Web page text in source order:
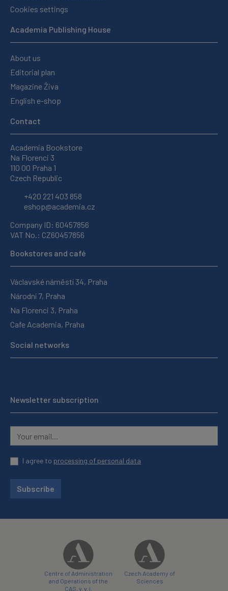
Cookies settings
Academia Publishing House
About us
Editorial plan
Magazine Živa
English e-shop
Contact
Academia Bookstore
Na Florenci 3
110 00 Praha 1
Czech Republic
+420 221 403 858
eshop@academia.cz
Company ID: 60457856
VAT No.: CZ60457856
Bookstores and café
Václavské náměstí 34, Praha
Národní 7, Praha
Na Florenci 3, Praha
Cafe Academia, Praha
Social networks
Newsletter subscription
I agree to processing of personal data
Subscribe
Centre of Administration
and Operations of the
CAS, v. v. i.
Czech Academy of
Sciences